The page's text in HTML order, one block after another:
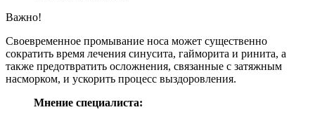
Важно!
Своевременное промывание носа может существенно
сократить время лечения синусита, гайморита и ринита, а
также предотвратить осложнения, связанные с затяжным
насморком, и ускорить процесс выздоровления.
Мнение специалиста: